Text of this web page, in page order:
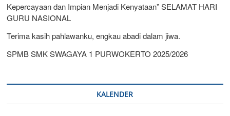
Kepercayaan dan Impian Menjadi Kenyataan” SELAMAT HARI
GURU NASIONAL
Terima kasih pahlawanku, engkau abadi dalam jiwa.
SPMB SMK SWAGAYA 1 PURWOKERTO 2025/2026
KALENDER